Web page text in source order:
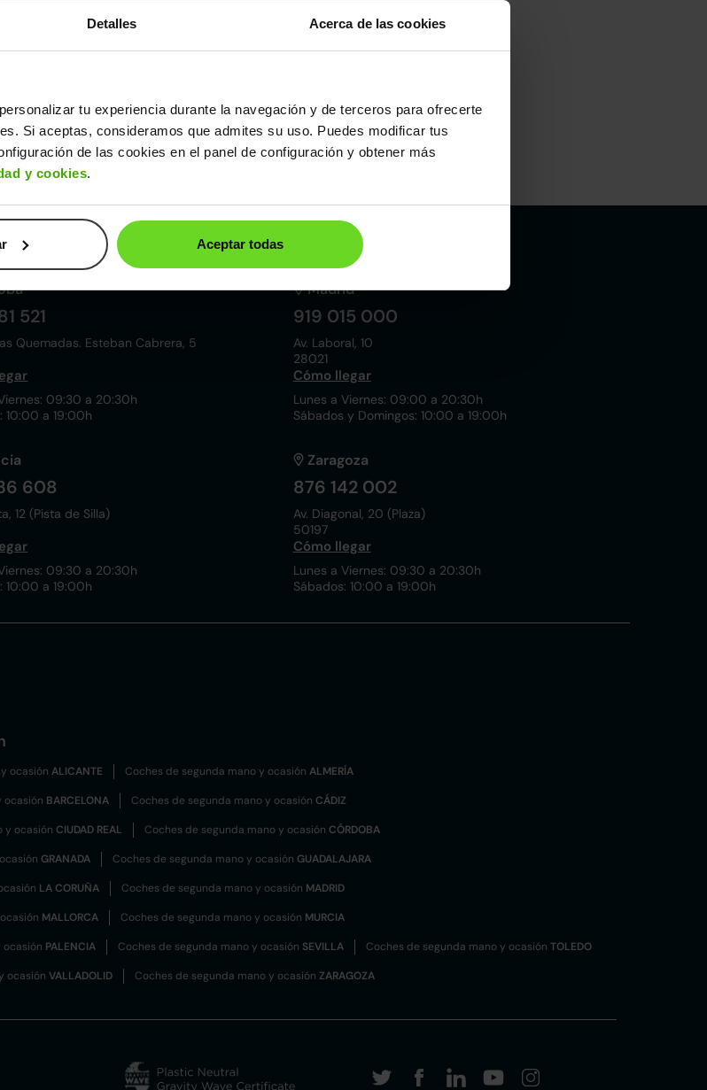
Detalles Acerca de las cookies
tu experiencia durante la navegación y de terceros para ofrecerte
Si aceptas, consideramos que admites su uso. Puedes modificar tus
de las cookies en el panel de configuración y obtener más
y cookies.
Aceptar todas
Alto
521
Quemadas. Esteban Cabrera, 5
09:30 a 20:30h
10:00 a 19:00h
Madrid
919 015 000
Av. Laboral, 10
28021
Cómo llegar
Lunes a Viernes: 09:00 a 20:30h
Sábados y Domingos: 10:00 a 19:00h
608
12 (Pista de Silla)
09:30 a 20:30h
10:00 a 19:00h
Zaragoza
876 142 002
Av. Diagonal, 20 (Plaza)
50197
Cómo llegar
Lunes a Viernes: 09:30 a 20:30h
Sábados: 10:00 a 19:00h
ocasión ALICANTE Coches de segunda mano y ocasión ALMERÍA
ocasión BARCELONA Coches de segunda mano y ocasión CÁDIZ
y ocasión CIUDAD REAL Coches de segunda mano y ocasión CÓRDOBA
GRANADA Coches de segunda mano y ocasión GUADALAJARA
LA CORUÑA Coches de segunda mano y ocasión MADRID
MALLORCA Coches de segunda mano y ocasión MURCIA
ocasión PALENCIA Coches de segunda mano y ocasión SEVILLA Coches de segunda mano y ocasión TOLEDO
ocasión VALLADOLID Coches de segunda mano y ocasión ZARAGOZA